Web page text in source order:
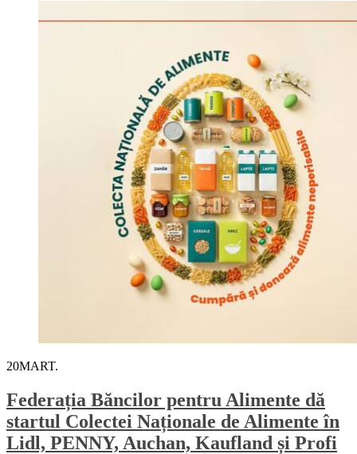
20MART.
Federația Băncilor pentru Alimente dă
startul Colectei Naționale de Alimente în
Lidl, PENNY, Auchan, Kaufland și Profi